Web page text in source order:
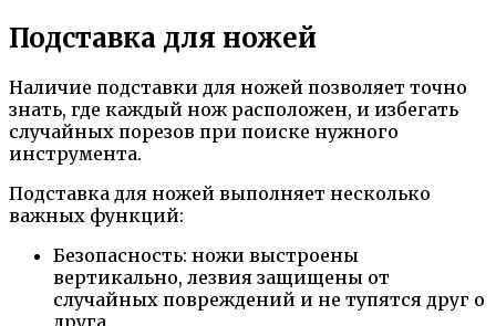
Подставка для ножей
Наличие подставки для ножей позволяет точно
знать, где каждый нож расположен, и избегать
случайных порезов при поиске нужного
инструмента.
Подставка для ножей выполняет несколько
важных функций:
Безопасность: ножи выстроены
вертикально, лезвия защищены от
случайных повреждений и не тупятся друг о